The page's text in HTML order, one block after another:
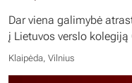
Dar viena galimybė
į Lietuvos verslo kolegiją
Klaipėda, Vilnius